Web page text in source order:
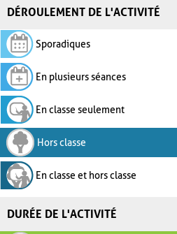
DÉROULEMENT DE L'ACTIVITÉ
Sporadiques
En plusieurs séances
En classe seulement
Hors classe
En classe et hors classe
DURÉE DE L'ACTIVITÉ